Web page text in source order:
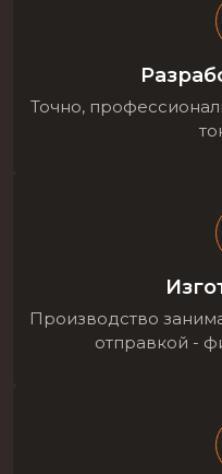
Точно,
Производство
отправкой -